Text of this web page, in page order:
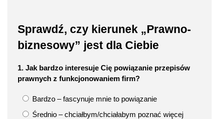
Sprawdź, czy kierunek „Prawno-
biznesowy” jest dla Ciebie
1. Jak bardzo interesuje Cię powiązanie przepisów
prawnych z funkcjonowaniem firm?
Bardzo – fascynuje mnie to powiązanie
Średnio – chciałbym/chciałabym poznać więcej